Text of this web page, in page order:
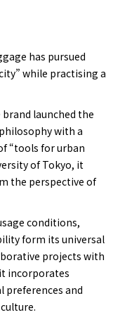
has pursued
while practising a
launched the
with a
“tools for urban
of Tokyo, it
the perspective of
conditions,
form its universal
projects with
incorporates
preferences and